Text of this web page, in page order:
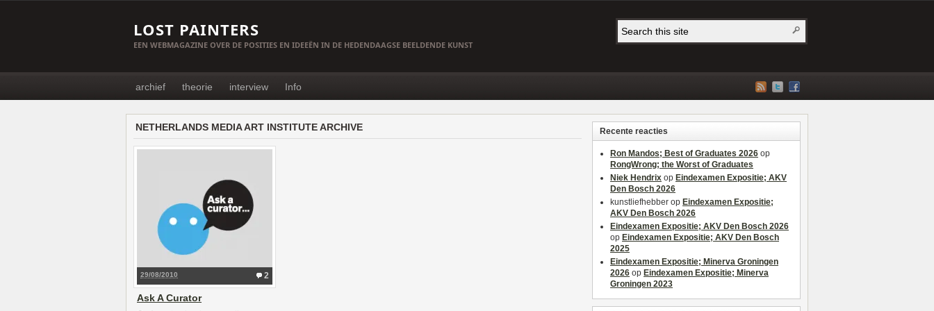
LOST PAINTERS
EEN WEBMAGAZINE OVER DE POSITIES EN IDEEËN IN DE HEDENDAAGSE BEELDENDE KUNST
archief theorie interview Info
NETHERLANDS MEDIA ART INSTITUTE ARCHIVE
2
29/08/2010
Ask A Curator
Recente reacties
Ron Mandos; Best of Graduates 2026 op
RongWrong; the Worst of Graduates
Niek Hendrix op Eindexamen Expositie; AKV
Den Bosch 2026
kunstliefhebber op Eindexamen Expositie;
AKV Den Bosch 2026
Eindexamen Expositie; AKV Den Bosch 2026
op Eindexamen Expositie; AKV Den Bosch
2025
Eindexamen Expositie; Minerva Groningen
2026 op Eindexamen Expositie; Minerva
Groningen 2023